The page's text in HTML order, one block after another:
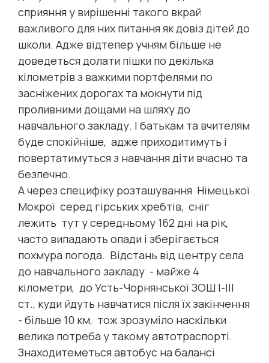
сприяння у вирішенні такого вкрай
важливого для них питання як довіз дітей до
школи. Адже відтепер учням більше не
доведеться долати пішки по декілька
кілометрів з важкими портфелями по
засніжених дорогах та мокнути під
проливними дощами на шляху до
навчального закладу. І батькам та вчителям
буде спокійніше, адже приходитимуть і
повертатимуться з навчання діти вчасно та
безпечно.
А через специфіку розташування Німецької
Мокрої серед гірських хребтів, сніг
лежить тут у середньому 162 дні на рік,
часто випадають опади і зберігається
похмура погода. Відстань від центру села
до навчального закладу - майже 4
кілометри, до Усть-Чорнянської ЗОШ І-ІІІ
ст., куди йдуть навчатися після їх закінчення
- більше 10 км, тож зрозуміло наскільки
велика потреба у такому автотраспорті.
Знаходитеметься автобус на балансі